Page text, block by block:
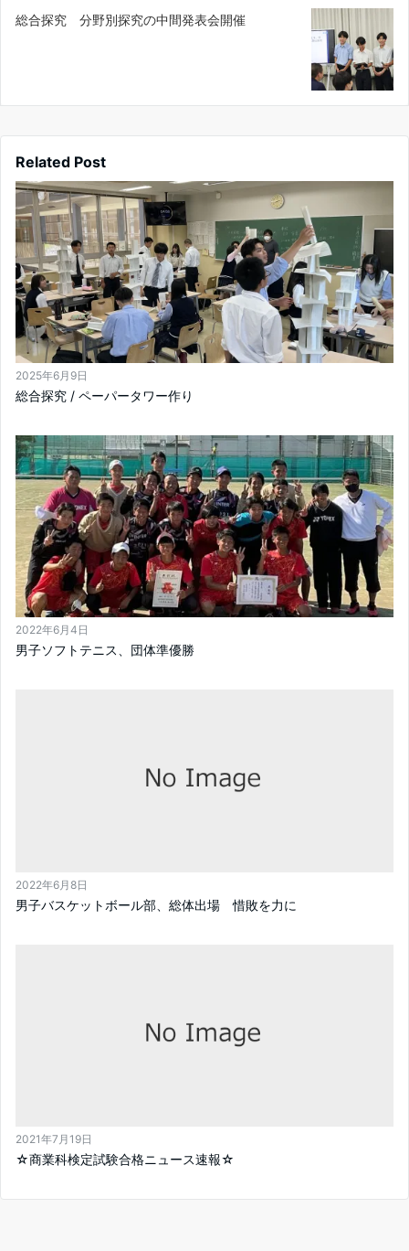
総合探究 分野別探究の中間発表会開催
Related Post
2025年6月9日
総合探究 / ペーパータワー作り
2022年6月4日
男子ソフトテニス、団体準優勝
2022年6月8日
男子バスケットボール部、総体出場 惜敗を力に
2021年7月19日
☆商業科検定試験合格ニュース速報☆